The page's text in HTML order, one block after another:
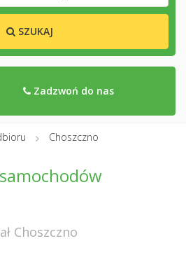
SZUKAJ
Zadzwoń do nas
Choszczno
Choszczno